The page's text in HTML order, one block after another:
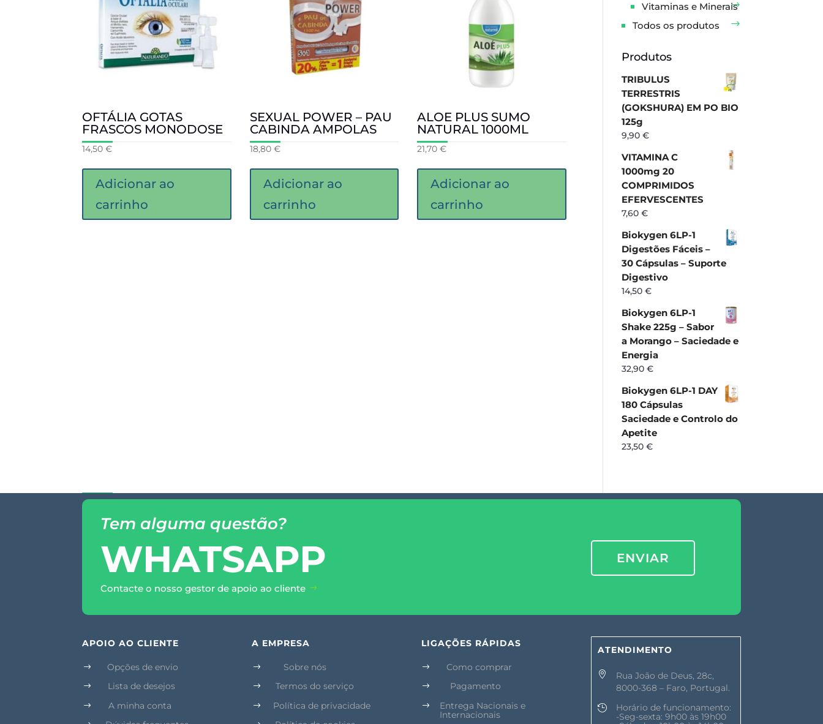
OFTÁLIA GOTAS
FRASCOS MONODOSE
14,50€
Adicionar ao
carrinho
SEXUAL POWER – PAU
CABINDA AMPOLAS
18,80 €
Adicionar ao
carrinho
ALOE PLUS SUMO
NATURAL 1000ML
21,70€
Adicionar ao
carrinho
Vitaminas e Minerais
Todos os produtos
Produtos
TRIBULUS
TERRESTRIS
(GOKSHURA) EM PO BIO
125g
9,90€
VITAMINA C
1000mg 20
COMPRIMIDOS
EFERVESCENTES
7,60€
Biokygen 6LP-1
Digestões Fáceis –
30 Cápsulas – Suporte
Digestivo
14,50€
Biokygen 6LP-1
Shake 225g – Sabor
a Morango – Saciedade e
Energia
32,90€
Biokygen 6LP-1 DAY
180 Cápsulas
Saciedade e Controlo do
Apetite
23,50€
Tem alguma questão?
WHATSAPP
Contacte o nosso gestor de apoio ao cliente
ENVIAR
APOIO AO CLIENTE
$ Opções de envio
$ Lista de desejos
$ A minha conta
A EMPRESA
$ Sobre nós
$ Termos do serviço
$ Política de privacidade
LIGAÇÕES RÁPIDAS
$ Como comprar
$ Pagamento
$
Entrega Nacionais e
Internacionais
ATENDIMENTO

Rua João de Deus, 28c,
8000-368 – Faro, Portugal.

Horário de funcionamento:
-Seg-sexta: 9h00 às 19h00